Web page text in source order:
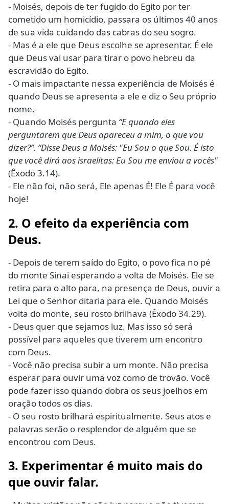
- Moisés, depois de ter fugido do Egito por ter
cometido um homicídio, passara os últimos 40 anos
de sua vida cuidando das cabras do seu sogro.
- Mas é a ele que Deus escolhe se apresentar. É ele
que Deus vai usar para tirar o povo hebreu da
escravidão do Egito.
- O mais impactante nessa experiência de Moisés é
quando Deus se apresenta a ele e diz o Seu próprio
nome.
- Quando Moisés pergunta “E quando eles
perguntarem que Deus apareceu a mim, o que vou
dizer?”. “Disse Deus a Moisés: "Eu Sou o que Sou. É isto
que você dirá aos israelitas: Eu Sou me enviou a vocês"
(Êxodo 3.14).
- Ele não foi, não será, Ele apenas É! Ele É para você
hoje!
2. O efeito da experiência com
Deus.
- Depois de terem saído do Egito, o povo fica no pé
do monte Sinai esperando a volta de Moisés. Ele se
retira para o alto para, na presença de Deus, ouvir a
Lei que o Senhor ditaria para ele. Quando Moisés
volta do monte, seu rosto brilhava (Êxodo 34.29).
- Deus quer que sejamos luz. Mas isso só será
possível para aqueles que tiverem um encontro
com Deus.
- Você não precisa subir a um monte. Não precisa
esperar para ouvir uma voz como de trovão. Você
pode fazer isso quando dobra os seus joelhos em
oração todos os dias.
- O seu rosto brilhará espiritualmente. Seus atos e
palavras serão o resplendor de alguém que se
encontrou com Deus.
3. Experimentar é muito mais do
que ouvir falar.